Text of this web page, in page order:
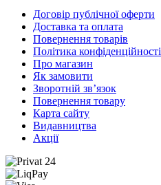
Договір публічної оферти
Доставка та оплата
Повернення товарів
Політика конфіденційності
Про магазин
Як замовити
Зворотній зв’язок
Повернення товару
Карта сайту
Видавництва
Акції